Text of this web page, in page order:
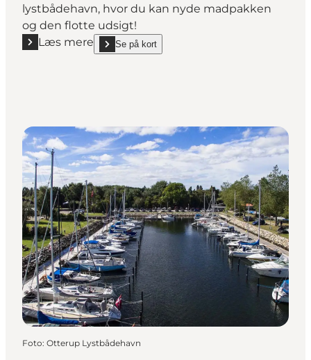
lystbådehavn, hvor du kan nyde madpakken
og den flotte udsigt!
Læs mere
Læs mere "Klintebjerg Havn"
Se på kort
show Klintebjerg Havn on_map
Foto: Otterup Lystbådehavn